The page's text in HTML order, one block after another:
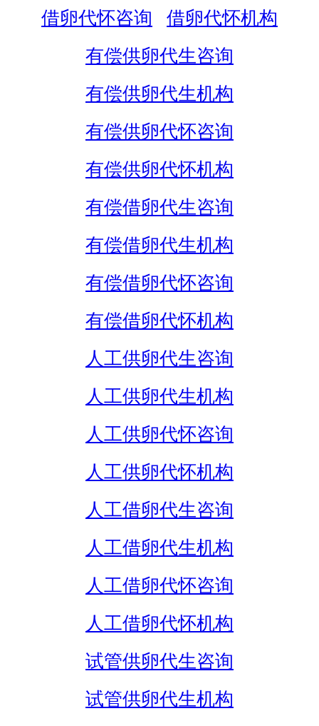
借卵代怀咨询
借卵代怀机构
有偿供卵代生咨询
有偿供卵代生机构
有偿供卵代怀咨询
有偿供卵代怀机构
有偿借卵代生咨询
有偿借卵代生机构
有偿借卵代怀咨询
有偿借卵代怀机构
人工供卵代生咨询
人工供卵代生机构
人工供卵代怀咨询
人工供卵代怀机构
人工借卵代生咨询
人工借卵代生机构
人工借卵代怀咨询
人工借卵代怀机构
试管供卵代生咨询
试管供卵代生机构